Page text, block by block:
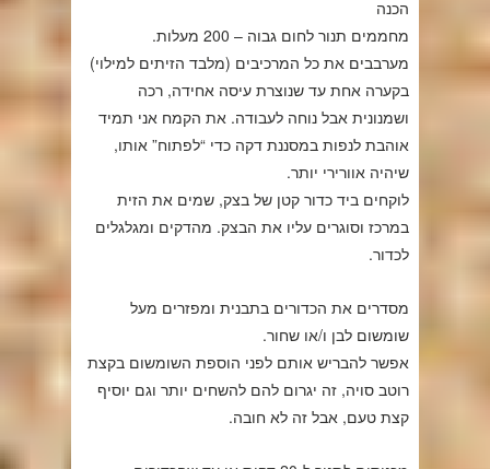
הכנה
מחממים תנור לחום גבוה – 200 מעלות.
מערבבים את כל המרכיבים (מלבד הזיתים למילוי)
בקערה אחת עד שנוצרת עיסה אחידה, רכה
ושמנונית אבל נוחה לעבודה. את הקמח אני תמיד
אוהבת לנפות במסננת דקה כדי “לפתוח” אותו,
שיהיה אוורירי יותר.
לוקחים ביד כדור קטן של בצק, שמים את הזית
במרכז וסוגרים עליו את הבצק. מהדקים ומגלגלים
לכדור.
מסדרים את הכדורים בתבנית ומפזרים מעל
שומשום לבן ו/או שחור.
אפשר להבריש אותם לפני הוספת השומשום בקצת
רוטב סויה, זה יגרום להם להשחים יותר וגם יוסיף
קצת טעם, אבל זה לא חובה.